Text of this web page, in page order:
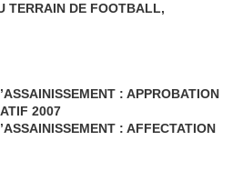
TERRAIN DE FOOTBALL,
: APPROBATION
2007
: AFFECTATION